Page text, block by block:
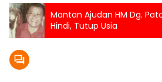
Mantan Ajudan HM Dg.
Hindi, Tutup Usia